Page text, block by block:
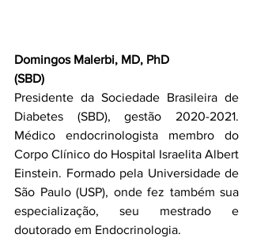
Domingos Malerbi, MD, PhD
(SBD)
Presidente da Sociedade Brasileira de
Diabetes (SBD), gestão 2020-2021.
Médico endocrinologista membro do
Corpo Clínico do Hospital Israelita Albert
Einstein. Formado pela Universidade de
São Paulo (USP), onde fez também sua
especialização, seu mestrado e
doutorado em Endocrinologia.